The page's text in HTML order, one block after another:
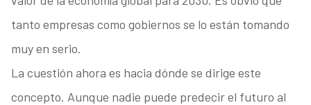
tanto empresas como gobiernos se lo están tomando
muy en serio.
La cuestión ahora es hacia dónde se dirige este
concepto. Aunque nadie puede predecir el futuro al